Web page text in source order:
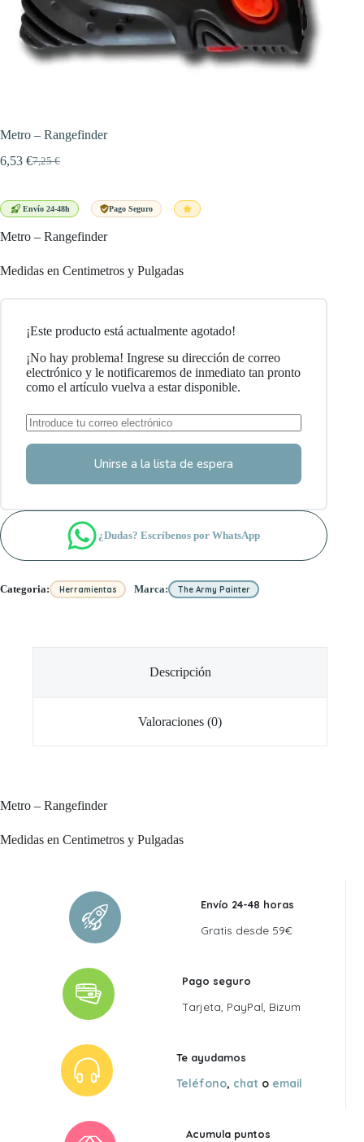
Metro – Rangefinder
7,25€
El
era:
6,53 €El
es:
Envío 24-48h Pago Seguro
Metro – Rangefinder
Medidas en Centimetros y Pulgadas
¡Este producto está actualmente agotado!
¡No hay problema! Ingrese su dirección de correo
electrónico y le notificaremos de inmediato tan pronto
como el artículo vuelva a estar disponible.
Unirse a la lista de espera
¿Dudas? Escríbenos por WhatsApp
Categoria: Herramientas Marca: The Army Painter
Descripción
Valoraciones (0)
Metro – Rangefinder
Medidas en Centimetros y Pulgadas
Envío 24-48 horas
Gratis desde 59€
Pago seguro
Tarjeta, PayPal, Bizum
Te ayudamos
Teléfono, chat o email
Acumula puntos